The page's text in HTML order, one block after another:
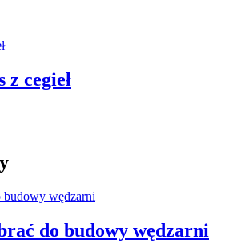
cegieł
do budowy wędzarni